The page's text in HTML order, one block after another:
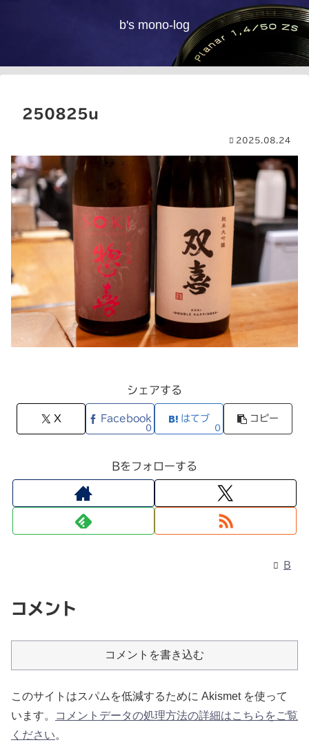
b's mono-log
250825u
2025.08.24
シェアする
X Facebook
0
はてブ
0
コピー
Bをフォローする
B
コメント
コメントを書き込む
このサイトはスパムを低減するために Akismet を使って
います。
コメントデータの処理方法の詳細はこちらをご覧
ください。